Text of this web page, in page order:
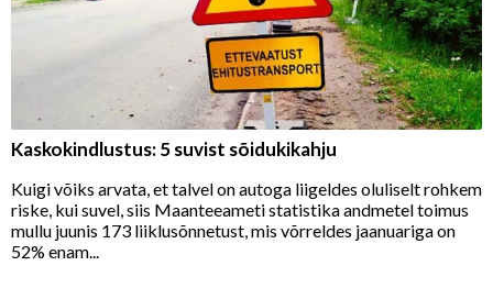
Kaskokindlustus: 5 suvist sõidukikahju
Kuigi võiks arvata, et talvel on autoga liigeldes oluliselt rohkem
riske, kui suvel, siis Maanteeameti statistika andmetel toimus
mullu juunis 173 liiklusõnnetust, mis võrreldes jaanuariga on
52% enam...